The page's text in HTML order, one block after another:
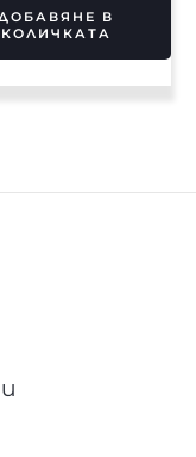
В
КОЛИЧКАТА